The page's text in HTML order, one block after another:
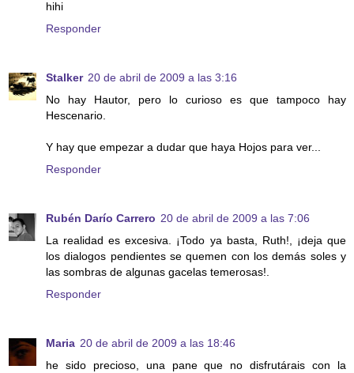
hihi
Responder
Stalker 20 de abril de 2009 a las 3:16
No hay Hautor, pero lo curioso es que tampoco hay
Hescenario.
Y hay que empezar a dudar que haya Hojos para ver...
Responder
Rubén Darío Carrero 20 de abril de 2009 a las 7:06
La realidad es excesiva. ¡Todo ya basta, Ruth!, ¡deja que
los dialogos pendientes se quemen con los demás soles y
las sombras de algunas gacelas temerosas!.
Responder
Maria 20 de abril de 2009 a las 18:46
he sido precioso, una pane que no disfrutárais con la